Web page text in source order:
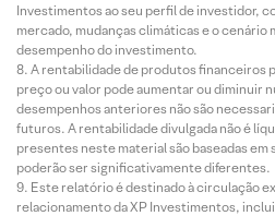
Investimentos ao seu perfil de investidor,
mercado, mudanças climáticas e o
desempenho do investimento.
A rentabilidade de produtos financeiros
preço ou valor pode aumentar ou diminuir
desempenhos anteriores não são
futuros. A rentabilidade divulgada não é
presentes neste material são baseadas
poderão ser significativamente diferentes.
Este relatório é destinado à circulação
relacionamento da XP Investimentos,